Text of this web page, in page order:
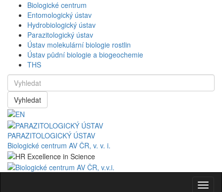
Biologické centrum
Entomologický ústav
Hydrobiologický ústav
Parazitologický ústav
Ústav molekulární biologie rostlin
Ústav půdní biologie a biogeochemie
THS
Vyhledat
PARAZITOLOGICKÝ ÚSTAV
Biologické centrum AV ČR, v. v. i.